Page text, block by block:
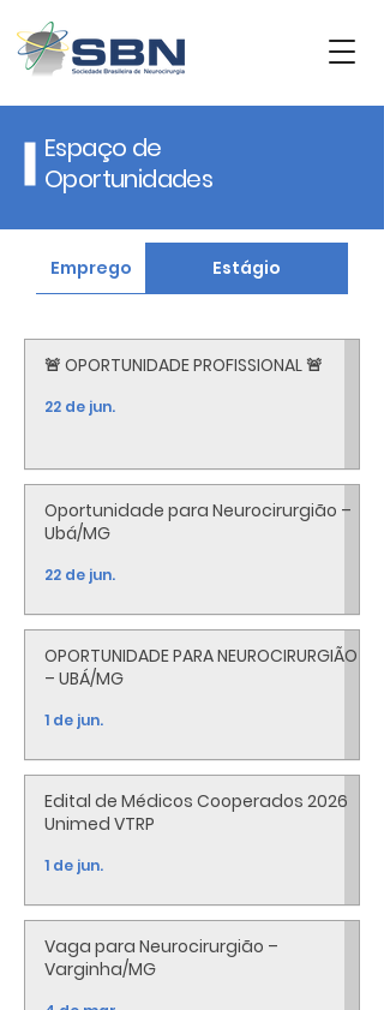
Espaço de
Oportunidades
Emprego Estágio
🚨 OPORTUNIDADE PROFISSIONAL 🚨
22 de jun.
Oportunidade para Neurocirurgião –
Ubá/MG
22 de jun.
OPORTUNIDADE PARA NEUROCIRURGIÃO
– UBÁ/MG
1 de jun.
Edital de Médicos Cooperados 2026
Unimed VTRP
1 de jun.
Vaga para Neurocirurgião –
Varginha/MG